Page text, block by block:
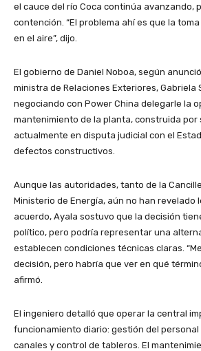
el cauce del río Coca continúa avanzando,
contención. “El problema ahí es que la
en el aire”, dijo.
El gobierno de Daniel Noboa, según
ministra de Relaciones Exteriores, Gabriela
negociando con Power China delegarle la
mantenimiento de la planta, construida por
actualmente en disputa judicial con el
defectos constructivos.
Aunque las autoridades, tanto de la
Ministerio de Energía, aún no han revelado
acuerdo, Ayala sostuvo que la decisión
político, pero podría representar una
establecen condiciones técnicas claras.
decisión, pero habría que ver en qué
afirmó.
El ingeniero detalló que operar la central
funcionamiento diario: gestión del personal
canales y control de tableros. El